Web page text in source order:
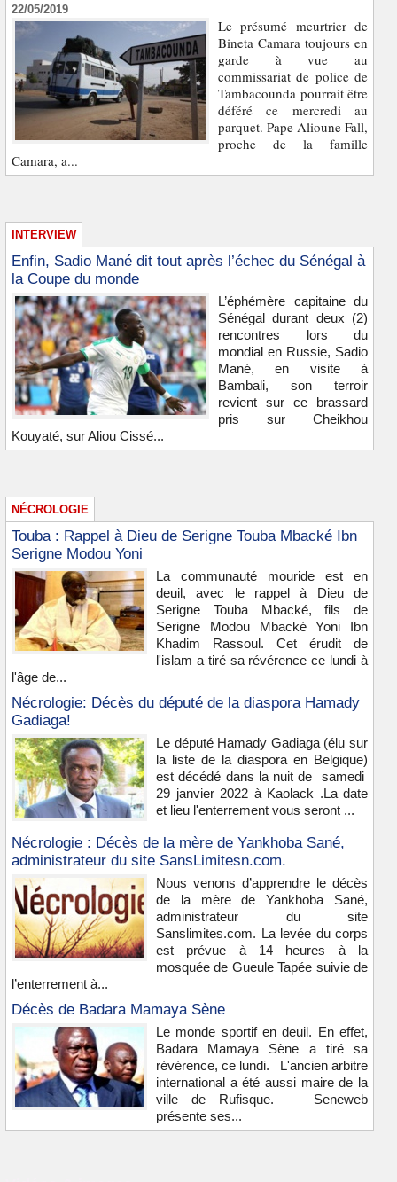
22/05/2019
Le présumé meurtrier de
Bineta Camara toujours en
garde à vue au
commissariat de police de
Tambacounda pourrait être
déféré ce mercredi au
parquet. Pape Alioune Fall,
proche de la famille
Camara, a...
INTERVIEW
Enfin, Sadio Mané dit tout après l’échec du Sénégal à
la Coupe du monde
L’éphémère capitaine du
Sénégal durant deux (2)
rencontres lors du
mondial en Russie, Sadio
Mané, en visite à
Bambali, son terroir
revient sur ce brassard
pris sur Cheikhou
Kouyaté, sur Aliou Cissé...
NÉCROLOGIE
Touba : Rappel à Dieu de Serigne Touba Mbacké Ibn
Serigne Modou Yoni
La communauté mouride est en
deuil, avec le rappel à Dieu de
Serigne Touba Mbacké, fils de
Serigne Modou Mbacké Yoni Ibn
Khadim Rassoul. Cet érudit de
l'islam a tiré sa révérence ce lundi à
l'âge de...
Nécrologie: Décès du député de la diaspora Hamady
Gadiaga!
Le député Hamady Gadiaga (élu sur
la liste de la diaspora en Belgique)
est décédé dans la nuit de samedi
29 janvier 2022 à Kaolack .La date
et lieu l'enterrement vous seront ...
Nécrologie : Décès de la mère de Yankhoba Sané,
administrateur du site SansLimitesn.com.
Nous venons d’apprendre le décès
de la mère de Yankhoba Sané,
administrateur du site
Sanslimites.com. La levée du corps
est prévue à 14 heures à la
mosquée de Gueule Tapée suivie de
l’enterrement à...
Décès de Badara Mamaya Sène
Le monde sportif en deuil. En effet,
Badara Mamaya Sène a tiré sa
révérence, ce lundi. L'ancien arbitre
international a été aussi maire de la
ville de Rufisque. Seneweb
présente ses...